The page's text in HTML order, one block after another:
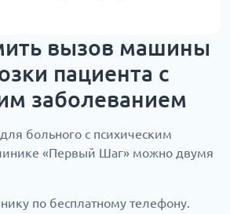
вызов машины
пациента с
заболеванием
больного с психическим
«Первый Шаг» можно двумя
по бесплатному телефону.